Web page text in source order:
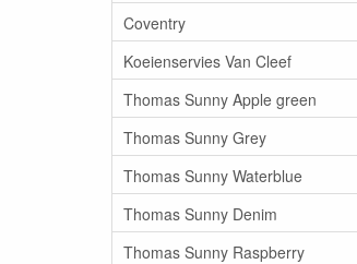
Coventry
Koeienservies Van Cleef
Thomas Sunny Apple green
Thomas Sunny Grey
Thomas Sunny Waterblue
Thomas Sunny Denim
Thomas Sunny Raspberry